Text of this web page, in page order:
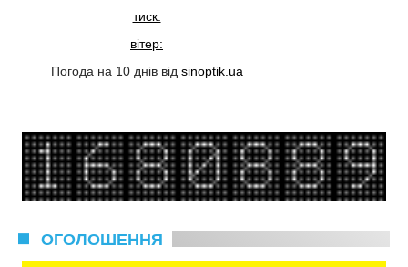
тиск:
вітер:
Погода на 10 днів від sinoptik.ua
ОГОЛОШЕННЯ